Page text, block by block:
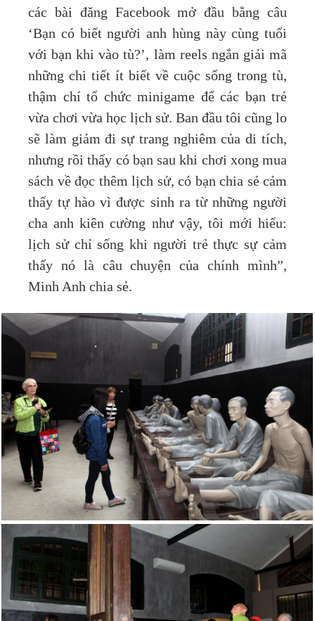
các bài đăng Facebook mở đầu bằng câu
‘Bạn có biết người anh hùng này cùng tuổi
với bạn khi vào tù?’, làm reels ngắn giải mã
những chi tiết ít biết về cuộc sống trong tù,
thậm chí tổ chức minigame để các bạn trẻ
vừa chơi vừa học lịch sử. Ban đầu tôi cũng lo
sẽ làm giảm đi sự trang nghiêm của di tích,
nhưng rồi thấy có bạn sau khi chơi xong mua
sách về đọc thêm lịch sử, có bạn chia sẻ cảm
thấy tự hào vì được sinh ra từ những người
cha anh kiên cường như vậy, tôi mới hiểu:
lịch sử chỉ sống khi người trẻ thực sự cảm
thấy nó là câu chuyện của chính mình”,
Minh Anh chia sẻ.